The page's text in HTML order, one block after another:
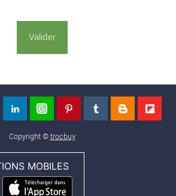
Copyright ©trocbuy
MOBILES